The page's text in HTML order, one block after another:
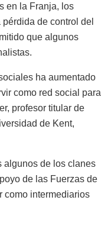
en la Franja, los
de control del
que algunos
ha aumentado
como red social para
profesor titular de
de Kent,
algunos de los clanes
de las Fuerzas de
como intermediarios